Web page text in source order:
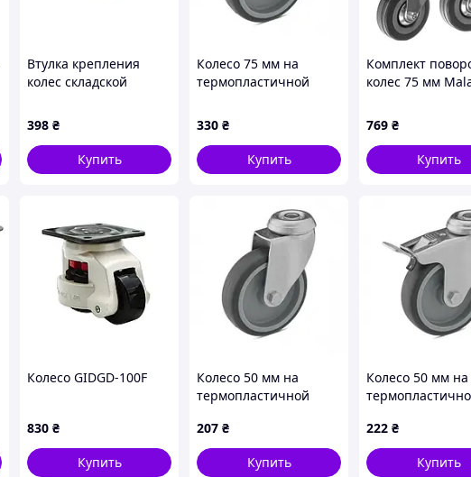
Втулка крепления
колес складской
7551668
398 ₴
Купить
Колесо 75 мм на
термопластичной
нержавеющем
кронштейне с
отверстием
330 ₴
Купить
Комплект
колес 75 мм
тележек и мебели
(комплект 4
кг)
769 ₴
Купить
Колесо GIDGD-100F
830 ₴
Купить
Колесо 50 мм на
термопластичной
нержавеющем
кронштейне с
отверстием
207 ₴
Купить
Колесо 50 мм на
нержавеющем
кронштейне с
отверстием и
222 ₴
Купить